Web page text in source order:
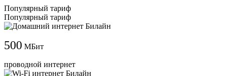
Популярный тариф
Популярный тариф
500 МБит
проводной интернет